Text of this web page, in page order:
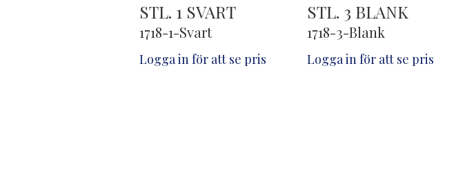
STL. 1 SVART
1718-1-Svart
Logga in för att se pris
STL. 3 BLANK
1718-3-Blank
Logga in för att se pris